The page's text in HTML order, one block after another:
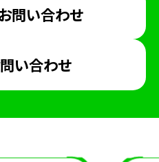
問い合わせ
い合わせ